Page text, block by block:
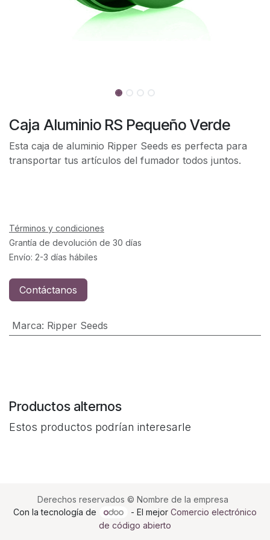
Caja Aluminio RS Pequeño Verde
Esta caja de aluminio Ripper Seeds es perfecta para
transportar tus artículos del fumador todos juntos.
Términos y condiciones
Grantía de devolución de 30 días
Envío: 2-3 días hábiles
Contáctanos
Marca: Ripper Seeds
Productos alternos
Estos productos podrían interesarle
Derechos reservados © Nombre de la empresa
Con la tecnología de
- El mejor Comercio electrónico
de código abierto